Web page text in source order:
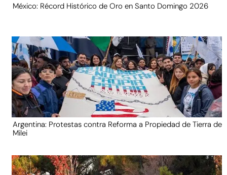
México: Récord Histórico de Oro en Santo Domingo 2026
Argentina: Protestas contra Reforma a Propiedad de Tierra de
Milei